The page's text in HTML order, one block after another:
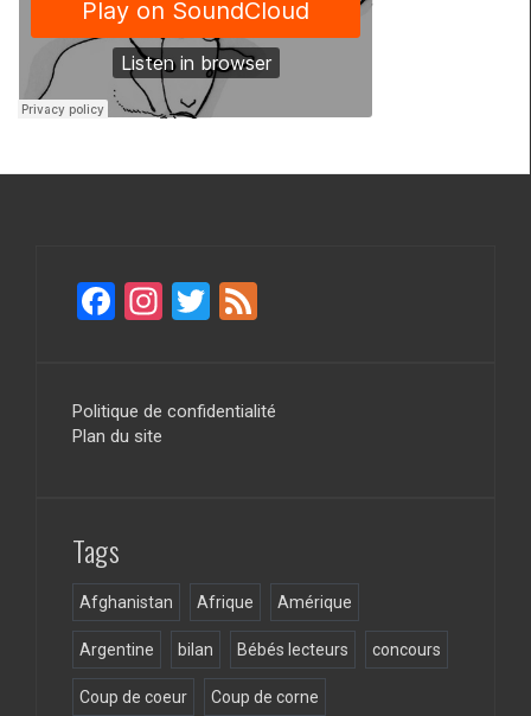
F
b
o
In
gr
T
er
Politique de confidentialité
Plan du site
Tags
Afghanistan Afrique Amérique
Argentine bilan Bébés lecteurs concours
Coup de coeur Coup de corne